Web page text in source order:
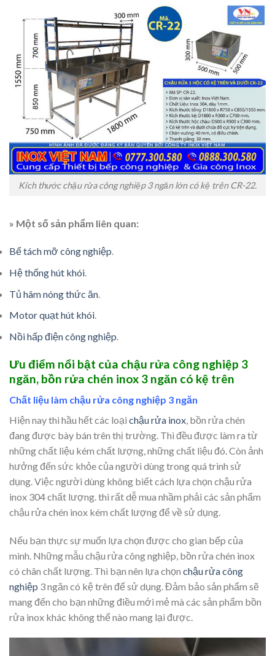
Kích thước chậu rửa công nghiệp 3 ngăn lớn có kệ trên CR-22.
» Một số sản phẩm liên quan:
Bể tách mỡ công nghiệp.
Hệ thống hút khói.
Tủ hâm nóng thức ăn
Motor quạt hút khói.
Nồi hấp điện công nghiệp.
Ưu điểm nổi bật của chậu rửa công nghiệp 3
ngăn, bồn rửa chén inox 3 ngăn có kệ trên
Chất liệu làm chậu rửa công nghiệp 3 ngăn
Hiện nay thì hầu hết các loại chậu rửa inox, bồn rửa chén
đang được bày bán trên thị trường. Thì đều được làm ra từ
những chất liệu kém chất lượng, những chất liệu đó. Còn ảnh
hưởng đến sức khỏe của người dùng trong quá trình sử
dụng. Việc người dùng không biết cách lựa chọn chậu rửa
inox 304 chất lượng. thì rất dễ mua nhầm phải các sản phẩm
chậu rửa chén inox kém chất lượng để về sử dụng.
Nếu bạn thực sự muốn lựa chọn được cho gian bếp của
mình. Những mẫu chậu rửa công nghiệp, bồn rửa chén inox
có chân chất lượng. Thì bạn nên lựa chọn chậu rửa công
nghiệp 3 ngăn có kệ trên để sử dụng. Đảm bảo sản phẩm sẽ
mang đến cho bạn những điều mới mẻ mà các sản phẩm bồn
rửa inox khác không thể nào mang lại được.